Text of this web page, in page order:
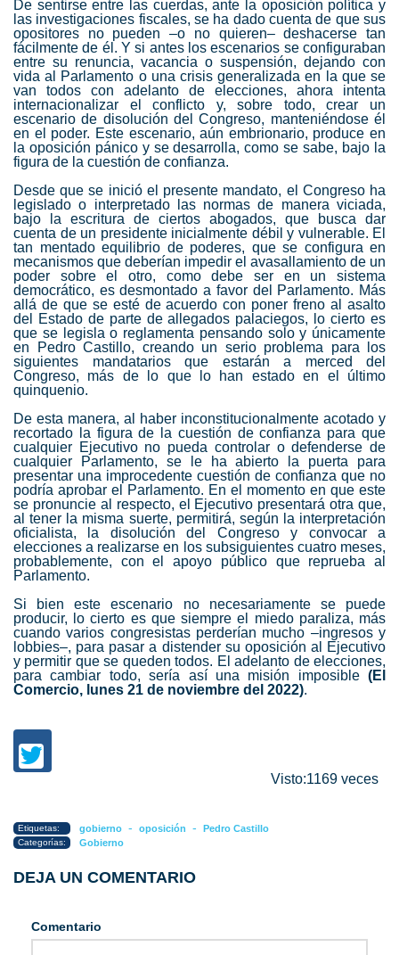
De sentirse entre las cuerdas, ante la oposición política y
las investigaciones fiscales, se ha dado cuenta de que sus
opositores no pueden –o no quieren– deshacerse tan
fácilmente de él. Y si antes los escenarios se configuraban
entre su renuncia, vacancia o suspensión, dejando con
vida al Parlamento o una crisis generalizada en la que se
van todos con adelanto de elecciones, ahora intenta
internacionalizar el conflicto y, sobre todo, crear un
escenario de disolución del Congreso, manteniéndose él
en el poder. Este escenario, aún embrionario, produce en
la oposición pánico y se desarrolla, como se sabe, bajo la
figura de la cuestión de confianza.
Desde que se inició el presente mandato, el Congreso ha
legislado o interpretado las normas de manera viciada,
bajo la escritura de ciertos abogados, que busca dar
cuenta de un presidente inicialmente débil y vulnerable. El
tan mentado equilibrio de poderes, que se configura en
mecanismos que deberían impedir el avasallamiento de un
poder sobre el otro, como debe ser en un sistema
democrático, es desmontado a favor del Parlamento. Más
allá de que se esté de acuerdo con poner freno al asalto
del Estado de parte de allegados palaciegos, lo cierto es
que se legisla o reglamenta pensando solo y únicamente
en Pedro Castillo, creando un serio problema para los
siguientes mandatarios que estarán a merced del
Congreso, más de lo que lo han estado en el último
quinquenio.
De esta manera, al haber inconstitucionalmente acotado y
recortado la figura de la cuestión de confianza para que
cualquier Ejecutivo no pueda controlar o defenderse de
cualquier Parlamento, se le ha abierto la puerta para
presentar una improcedente cuestión de confianza que no
podría aprobar el Parlamento. En el momento en que este
se pronuncie al respecto, el Ejecutivo presentará otra que,
al tener la misma suerte, permitirá, según la interpretación
oficialista, la disolución del Congreso y convocar a
elecciones a realizarse en los subsiguientes cuatro meses,
probablemente, con el apoyo público que reprueba al
Parlamento.
Si bien este escenario no necesariamente se puede
producir, lo cierto es que siempre el miedo paraliza, más
cuando varios congresistas perderían mucho –ingresos y
lobbies–, para pasar a distender su oposición al Ejecutivo
y permitir que se queden todos. El adelanto de elecciones,
para cambiar todo, sería así una misión imposible (El
Comercio, lunes 21 de noviembre del 2022).
Visto:1169 veces
Etiquetas: gobierno - oposición - Pedro Castillo
Categorías: Gobierno
DEJA UN COMENTARIO
Comentario